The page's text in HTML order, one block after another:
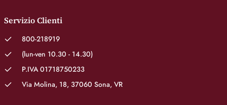
Servizio Clienti
800-218919
(lun-ven 10.30 - 14.30)
P.IVA 01718750233
Via Molina, 18, 37060 Sona, VR